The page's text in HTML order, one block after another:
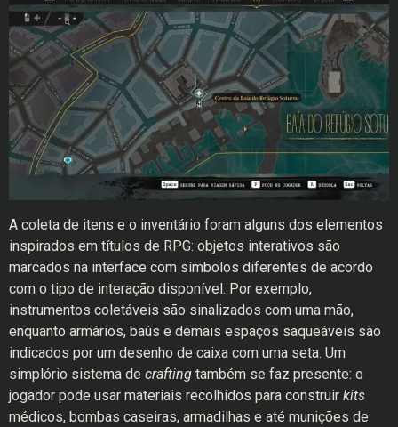
A coleta de itens e o inventário foram alguns dos elementos
inspirados em títulos de RPG: objetos interativos são
marcados na interface com símbolos diferentes de acordo
com o tipo de interação disponível. Por exemplo,
instrumentos coletáveis são sinalizados com uma mão,
enquanto armários, baús e demais espaços saqueáveis são
indicados por um desenho de caixa com uma seta. Um
simplório sistema de crafting também se faz presente: o
jogador pode usar materiais recolhidos para construir kits
médicos, bombas caseiras, armadilhas e até munições de